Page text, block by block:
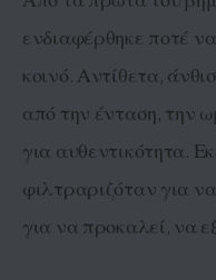
ενδιαφέρθηκε ποτέ
κοινό. Αντίθετα,
από την ένταση, την
για αυθεντικότητα.
φιλτραριζόταν για
για να προκαλεί, να